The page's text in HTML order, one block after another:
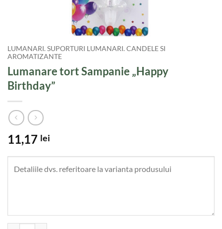
LUMANARI. SUPORTURI LUMANARI. CANDELE SI
AROMATIZANTE
Lumanare tort Sampanie „Happy
Birthday”
11,17 lei